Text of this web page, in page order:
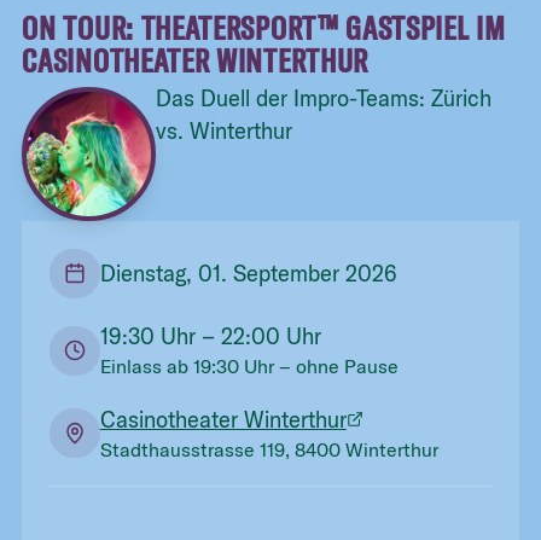
ON TOUR: THEATERSPORT™ GASTSPIEL IM
CASINOTHEATER WINTERTHUR
Das Duell der Impro-Teams: Zürich
vs. Winterthur
Dienstag, 01. September 2026
19:30 Uhr– 22:00 Uhr
Einlass ab 19:30Uhr– ohne Pause
Casinotheater Winterthur
Stadthausstrasse 119, 8400 Winterthur